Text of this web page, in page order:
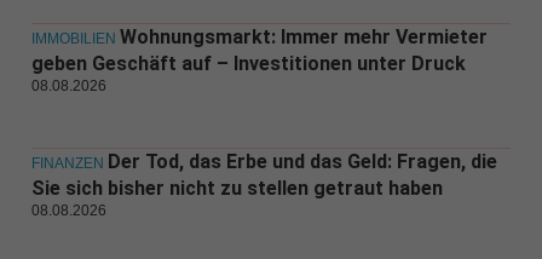
IMMOBILIEN Wohnungsmarkt: Immer mehr Vermieter
geben Geschäft auf – Investitionen unter Druck
08.08.2026
FINANZEN Der Tod, das Erbe und das Geld: Fragen, die
Sie sich bisher nicht zu stellen getraut haben
08.08.2026